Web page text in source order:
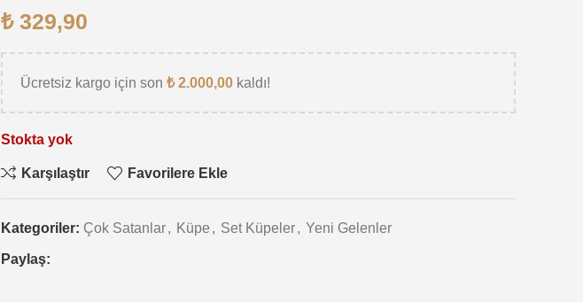
₺329,90
Ücretsiz kargo için son ₺2.000,00 kaldı!
Stokta yok
Karşılaştır Favorilere Ekle
Kategoriler: Çok Satanlar, Küpe , Set Küpeler, Yeni Gelenler
Paylaş: